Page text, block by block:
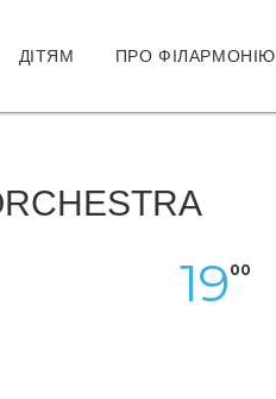
ДІТЯМ ПРО ФІЛАРМОНІЮ
00
19